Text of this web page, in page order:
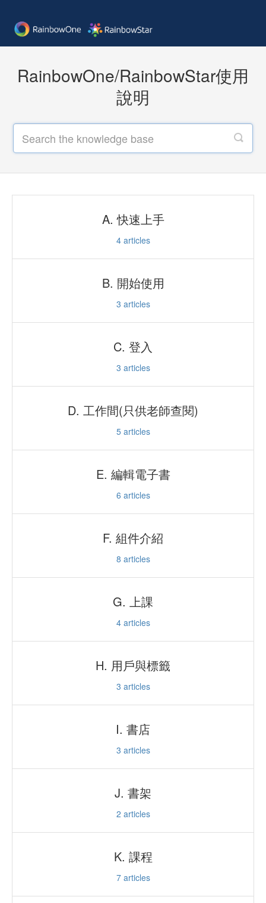
RainbowOne/RainbowStar使用
說明
A. 快速上手
4articles
B. 開始使用
3 articles
C. 登入
3 articles
D. 工作間(只供老師查閱)
5articles
E. 編輯電子書
6 articles
F. 組件介紹
8 articles
G. 上課
4articles
H. 用戶與標籤
3 articles
I. 書店
3 articles
J. 書架
2 articles
K. 課程
7articles